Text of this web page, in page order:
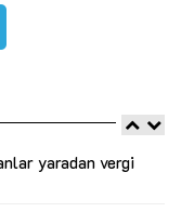
yaradan vergi